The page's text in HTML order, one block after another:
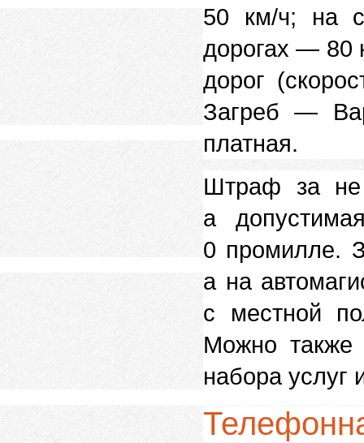
50 км/ч; на
дорогах — 80
дорог
Загреб —
платная.
Штраф за не
а
0 промилле.
а на
с местной
Можно также
набора услуг